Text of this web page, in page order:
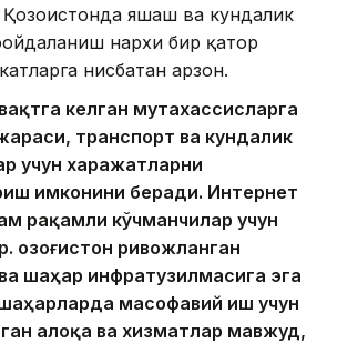
Қозоғистонда яшаш ва кундалик
нархи бир қатор
нисбатан арзон.
келган мутахассисларга
транспорт ва кундалик
учун харажатларни
имконини беради. Интернет
рақамли кўчманчилар учун
Қозоғистон ривожланган
шаҳар инфратузилмасига эга
масофавий иш учун
алоқа ва хизматлар мавжуд,